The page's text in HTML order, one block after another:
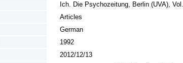
Ich. Die Psychozeitung, Berlin (UVA),
Articles
German
1992
2012/12/13